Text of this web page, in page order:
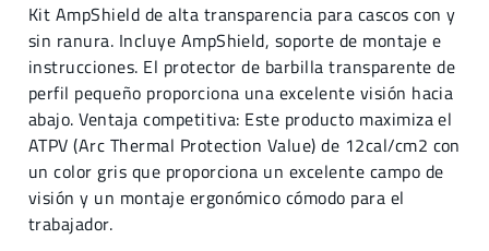
Kit AmpShield de alta transparencia para cascos con y
sin ranura. Incluye AmpShield, soporte de montaje e
instrucciones. El protector de barbilla transparente de
perfil pequeño proporciona una excelente visión hacia
abajo. Ventaja competitiva: Este producto maximiza el
ATPV (Arc Thermal Protection Value) de 12cal/cm2 con
un color gris que proporciona un excelente campo de
visión y un montaje ergonómico cómodo para el
trabajador.